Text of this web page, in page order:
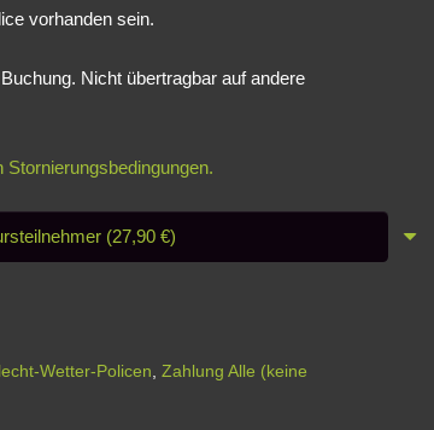
vorhanden sein.
Nicht übertragbar auf andere
Stornierungsbedingungen.
Wetter-Policen, Zahlung Alle (keine